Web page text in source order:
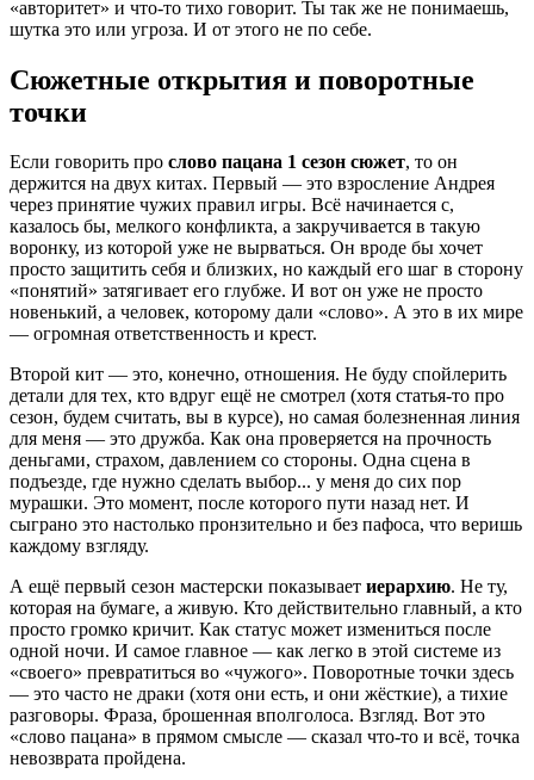
«авторитет» и что-то тихо говорит. Ты так же не понимаешь,
шутка это или угроза. И от этого не по себе.
Сюжетные открытия и поворотные
точки
Если говорить про слово пацана 1 сезон сюжет, то он
держится на двух китах. Первый — это взросление Андрея
через принятие чужих правил игры. Всё начинается с,
казалось бы, мелкого конфликта, а закручивается в такую
воронку, из которой уже не вырваться. Он вроде бы хочет
просто защитить себя и близких, но каждый его шаг в сторону
«понятий» затягивает его глубже. И вот он уже не просто
новенький, а человек, которому дали «слово». А это в их мире
— огромная ответственность и крест.
Второй кит — это, конечно, отношения. Не буду спойлерить
детали для тех, кто вдруг ещё не смотрел (хотя статья-то про
сезон, будем считать, вы в курсе), но самая болезненная линия
для меня — это дружба. Как она проверяется на прочность
деньгами, страхом, давлением со стороны. Одна сцена в
подъезде, где нужно сделать выбор... у меня до сих пор
мурашки. Это момент, после которого пути назад нет. И
сыграно это настолько пронзительно и без пафоса, что веришь
каждому взгляду.
А ещё первый сезон мастерски показывает иерархию. Не ту,
которая на бумаге, а живую. Кто действительно главный, а кто
просто громко кричит. Как статус может измениться после
одной ночи. И самое главное — как легко в этой системе из
«своего» превратиться во «чужого». Поворотные точки здесь
— это часто не драки (хотя они есть, и они жёсткие), а тихие
разговоры. Фраза, брошенная вполголоса. Взгляд. Вот это
«слово пацана» в прямом смысле — сказал что-то и всё, точка
невозврата пройдена.